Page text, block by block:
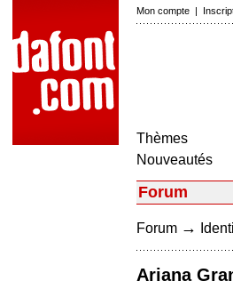
Mon compte |
Thèmes
Nouveautés
Forum
Forum →
Ariana